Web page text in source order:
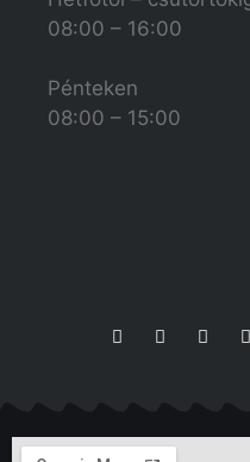
08:00 – 16:00
Pénteken
08:00 – 15:00